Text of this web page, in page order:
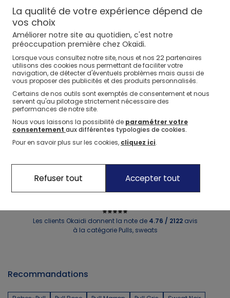
Pull à col collerette rouge Fille
29,99€ -60% 11,99€
Teddy en molleton gris Fille
+
OUTLET
OKAIDI
Sweat-shirt à message blanc Fille
24,99€ -60% 9,99€
OUTLET
OKAIDI
Pull motif tricotin écru Fille
22,99€ -60% 9,19€
+
OUTLET
OKAIDI 2Coloris
Sweat-shirt à message métallisé mauve Fille
+
OUTLET
OKAIDI 2Coloris
Pull rayé côtelé marron Fille
Les clients Okaidi donnent la note de 4.76 / 2122avis
à la catégorie Pulls, sweats
Recommandations
La qualité de votre expérience dépend de
vos choix
Améliorer notre site au quotidien, c'est notre
préoccupation première chez Okaïdi.
Lorsque vous consultez notre site, nous et nos 22partenaires
utilisons des cookies nous permettant de faciliter votre
navigation, de détecter d'éventuels problèmes mais aussi de
vous proposer des publicités et des produits personnalisés.
Certains de nos outils sont exemptés de consentement et nous
servent qu'au pilotage strictement nécessaire des
performances de notre site.
Nous vous laissons la possibilité de paramétrer votre
consentement aux différentes typologies de cookies.
Pour en savoir plus sur les cookies, cliquez ici.
Refuser tout Accepter tout